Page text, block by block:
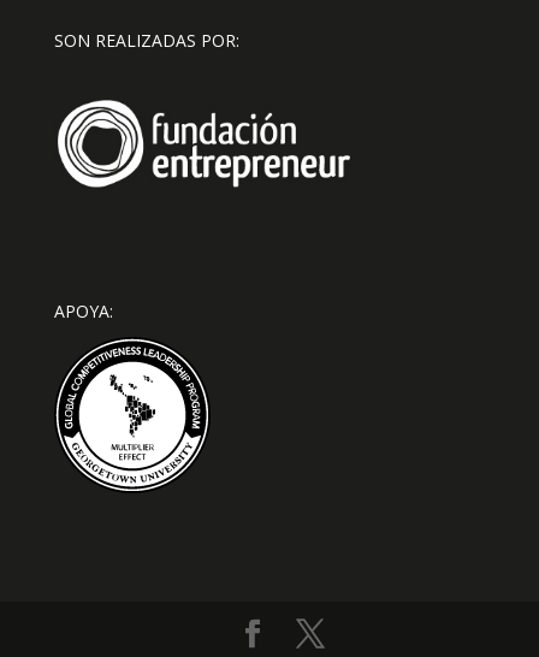
SON REALIZADAS POR:
APOYA: